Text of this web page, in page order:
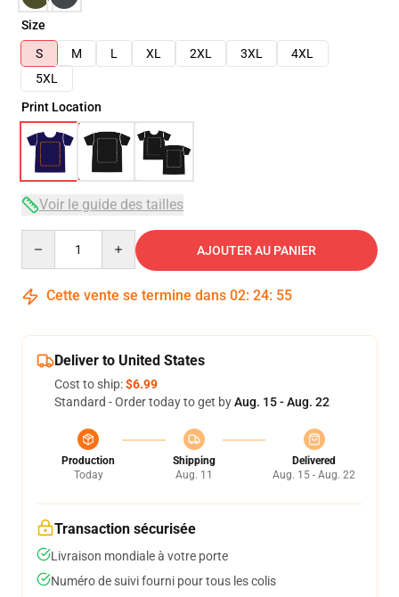
Size
S
M L XL 2XL 3XL
4XL
5XL
Print Location
Voir le guide des tailles
AJOUTER AU PANIER
Cette vente se termine dans 02: 24: 54
Deliver to United States
Cost to ship:$6.99
Standard - Order today to get byAug. 15 - Aug. 22
Production
Today
Shipping
Aug. 11
Delivered
Aug. 15 - Aug. 22
Transaction sécurisée
Livraison mondiale à votre porte
Numéro de suivi fourni pour tous les colis